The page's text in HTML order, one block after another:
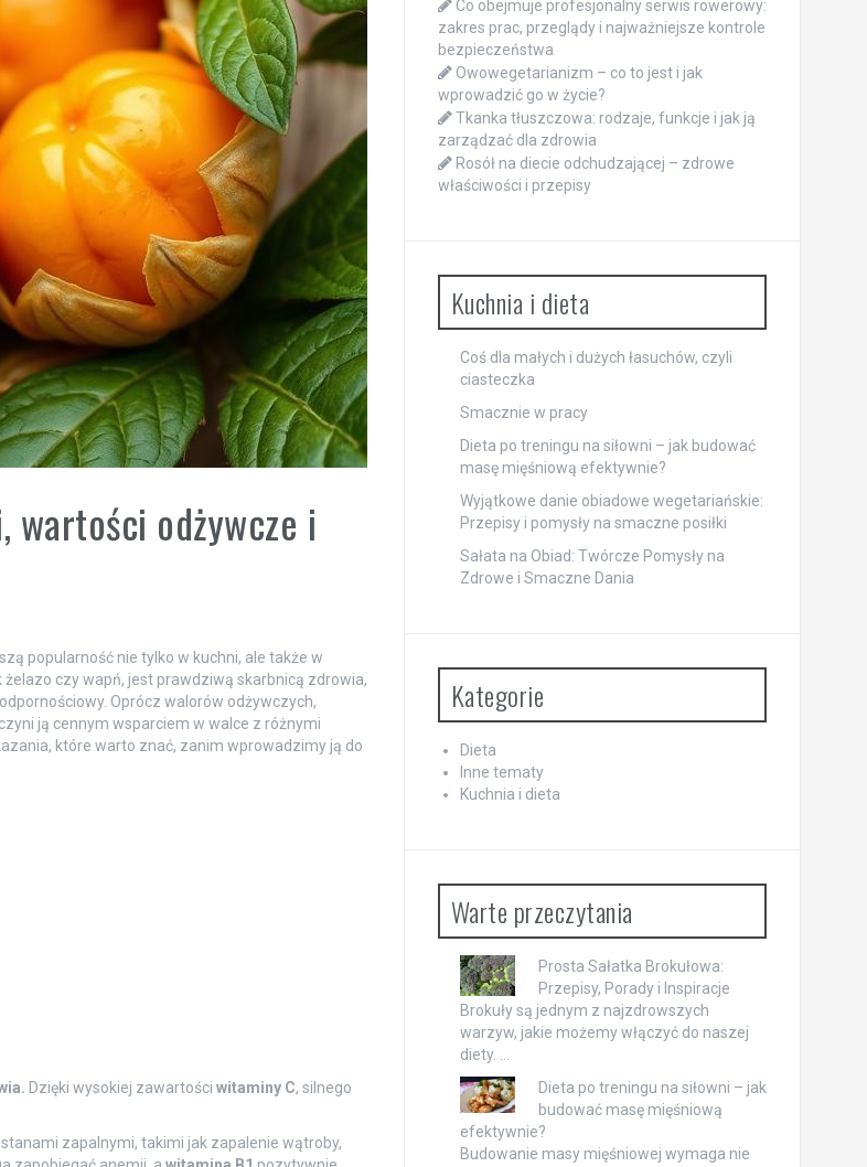
wartości odżywcze i
popularność nie tylko w kuchni, ale także w
żelazo czy wapń, jest prawdziwą skarbnicą zdrowia,
Oprócz walorów odżywczych,
ją cennym wsparciem w walce z różnymi
które warto znać, zanim wprowadzimy ją do
Dzięki wysokiej zawartości witaminy C, silnego
zapalnymi, takimi jak zapalenie wątroby,
Co obejmuje profesjonalny serwis rowerowy:
zakres prac, przeglądy i najważniejsze kontrole
bezpieczeństwa
Owowegetarianizm – co to jest i jak
wprowadzić go w życie?
Tkanka tłuszczowa: rodzaje, funkcje i jak ją
zarządzać dla zdrowia
Rosół na diecie odchudzającej – zdrowe
właściwości i przepisy
Kuchnia i dieta
Coś dla małych i dużych łasuchów, czyli
ciasteczka
Smacznie w pracy
Dieta po treningu na siłowni – jak budować
masę mięśniową efektywnie?
Wyjątkowe danie obiadowe wegetariańskie:
Przepisy i pomysły na smaczne posiłki
Sałata na Obiad: Twórcze Pomysły na
Zdrowe i Smaczne Dania
Kategorie
Dieta
Inne tematy
Kuchnia i dieta
Warte przeczytania
Prosta Sałatka Brokułowa:
Przepisy, Porady i Inspiracje
Brokuły są jednym z najzdrowszych
warzyw, jakie możemy włączyć do naszej
diety. …
Dieta po treningu na siłowni – jak
budować masę mięśniową
efektywnie?
Budowanie masy mięśniowej wymaga nie